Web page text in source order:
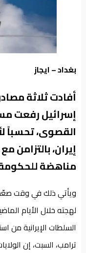
بغداد – ايجاز
أفادت ثلاثة
إسرائيل رفعت
القصوى، تحسباً
إيران، بالتزامن
مناهضة للحكومة
ويأتي ذلك في وقت صعّد
لهجته خلال الأيام
السلطات الإيرانية من
ترامب، السبت، إن